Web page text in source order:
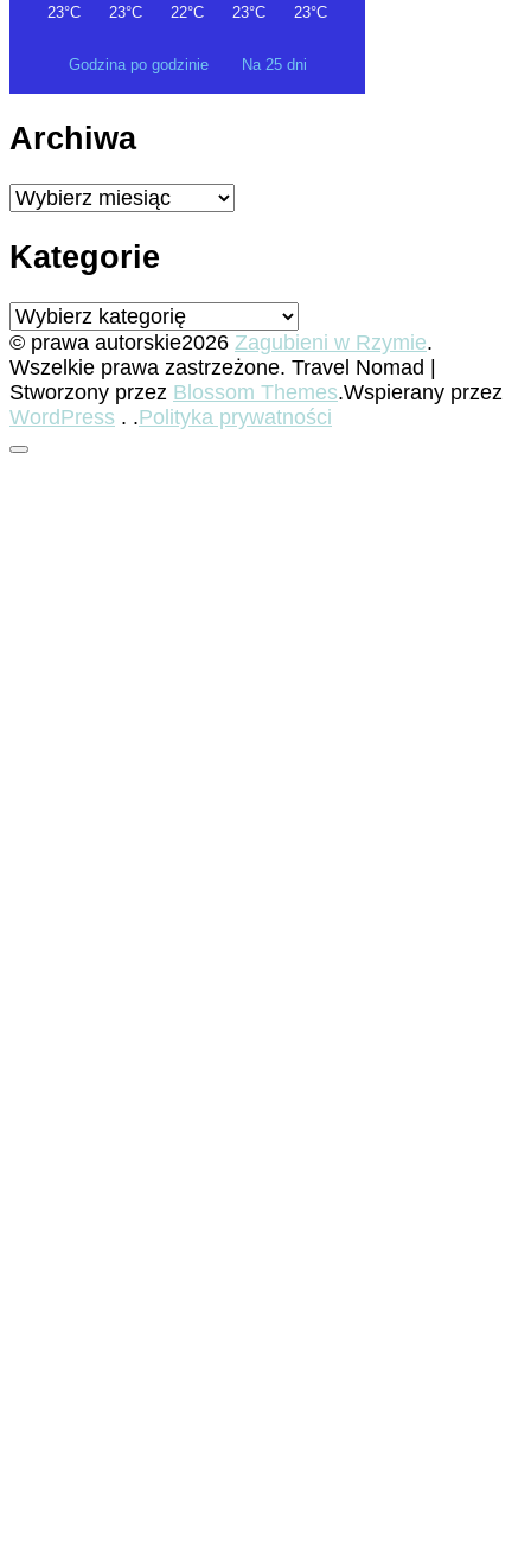
Godzina po godzinie Na 25 dni
Archiwa
Archiwa
Kategorie
Kategorie
© prawa autorskie2026 Zagubieni w Rzymie.
Wszelkie prawa zastrzeżone. Travel Nomad |
Stworzony przez Blossom Themes.Wspierany przez
WordPress . .Polityka prywatności